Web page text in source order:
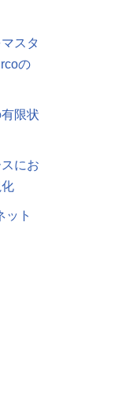
スタ
の
限状
にお
ット